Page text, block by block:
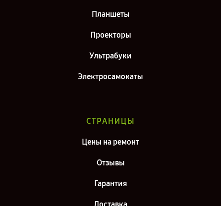
Планшеты
Проекторы
Ультрабуки
Электросамокаты
СТРАНИЦЫ
Цены на ремонт
Отзывы
Гарантия